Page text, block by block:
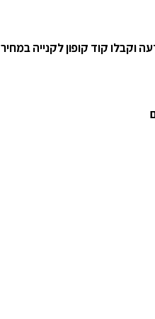
קוד קופון לקנייה במחיר